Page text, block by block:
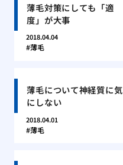
薄毛対策にしても「適
度」が大事
2018.04.04
薄毛
薄毛について神経質に気
にしない
2018.04.01
薄毛